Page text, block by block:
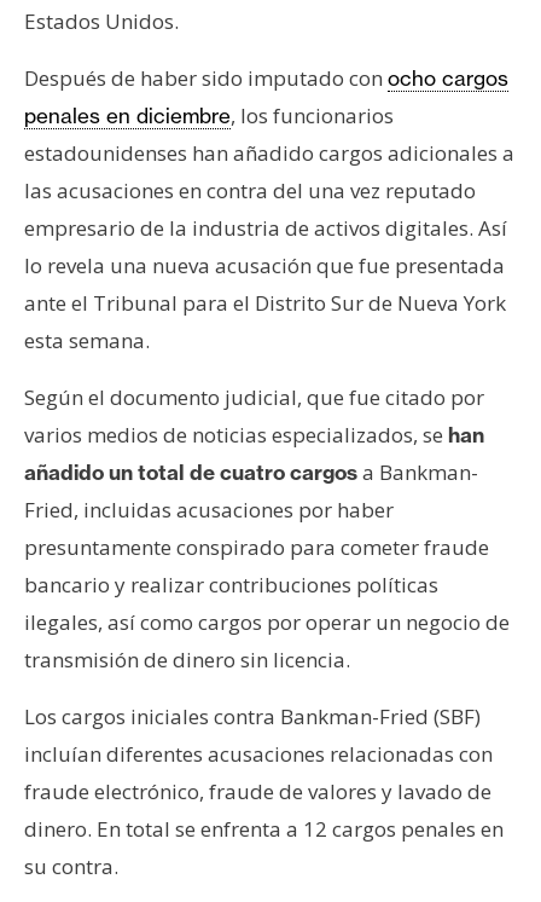
i
i
s
N
o
t
a
d
e
P
r
e
n
s
e
m
a
Estados Unidos.
Después de haber sido imputado con ocho cargos
penales en diciembre, los funcionarios
estadounidenses han añadido cargos adicionales a
las acusaciones en contra del una vez reputado
empresario de la industria de activos digitales. Así
lo revela una nueva acusación que fue presentada
ante el Tribunal para el Distrito Sur de Nueva York
esta semana.
Según el documento judicial, que fue citado por
varios medios de noticias especializados, se han
añadido un total de cuatro cargosa Bankman-
Fried, incluidas acusaciones por haber
presuntamente conspirado para cometer fraude
bancario y realizar contribuciones políticas
ilegales, así como cargos por operar un negocio de
transmisión de dinero sin licencia.
Los cargos iniciales contra Bankman-Fried (SBF)
incluían diferentes acusaciones relacionadas con
fraude electrónico, fraude de valores y lavado de
dinero. En total se enfrenta a 12 cargos penales en
su contra.